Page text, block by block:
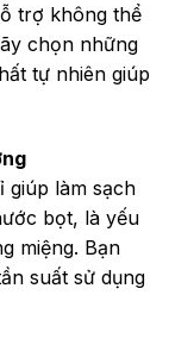
trợ không thể
chọn những
tự nhiên giúp
giúp làm sạch
bọt, là yếu
miệng. Bạn
suất sử dụng